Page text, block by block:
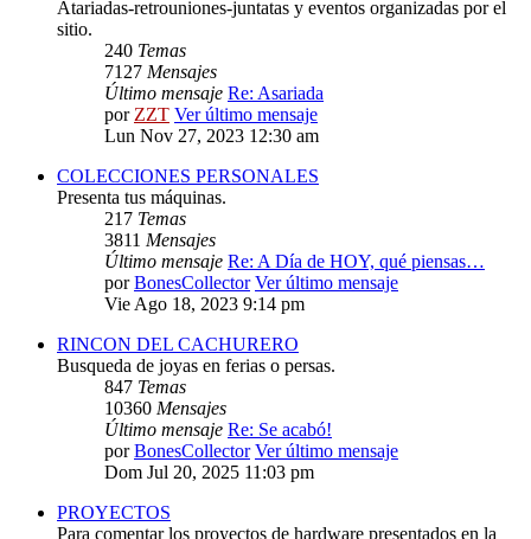
Atariadas-retrouniones-juntatas y eventos organizadas por el
sitio.
240 Temas
7127 Mensajes
Último mensaje Re: Asariada
porZZT Ver último mensaje
Lun Nov 27, 2023 12:30 am
COLECCIONES PERSONALES
Presenta tus máquinas.
217 Temas
3811 Mensajes
Último mensaje Re: A Día de HOY, qué piensas…
porBonesCollector Ver último mensaje
Vie Ago 18, 2023 9:14 pm
RINCON DEL CACHURERO
Busqueda de joyas en ferias o persas.
847 Temas
10360 Mensajes
Último mensaje Re: Se acabó!
porBonesCollector Ver último mensaje
Dom Jul 20, 2025 11:03 pm
PROYECTOS
Para comentar los proyectos de hardware presentados en la